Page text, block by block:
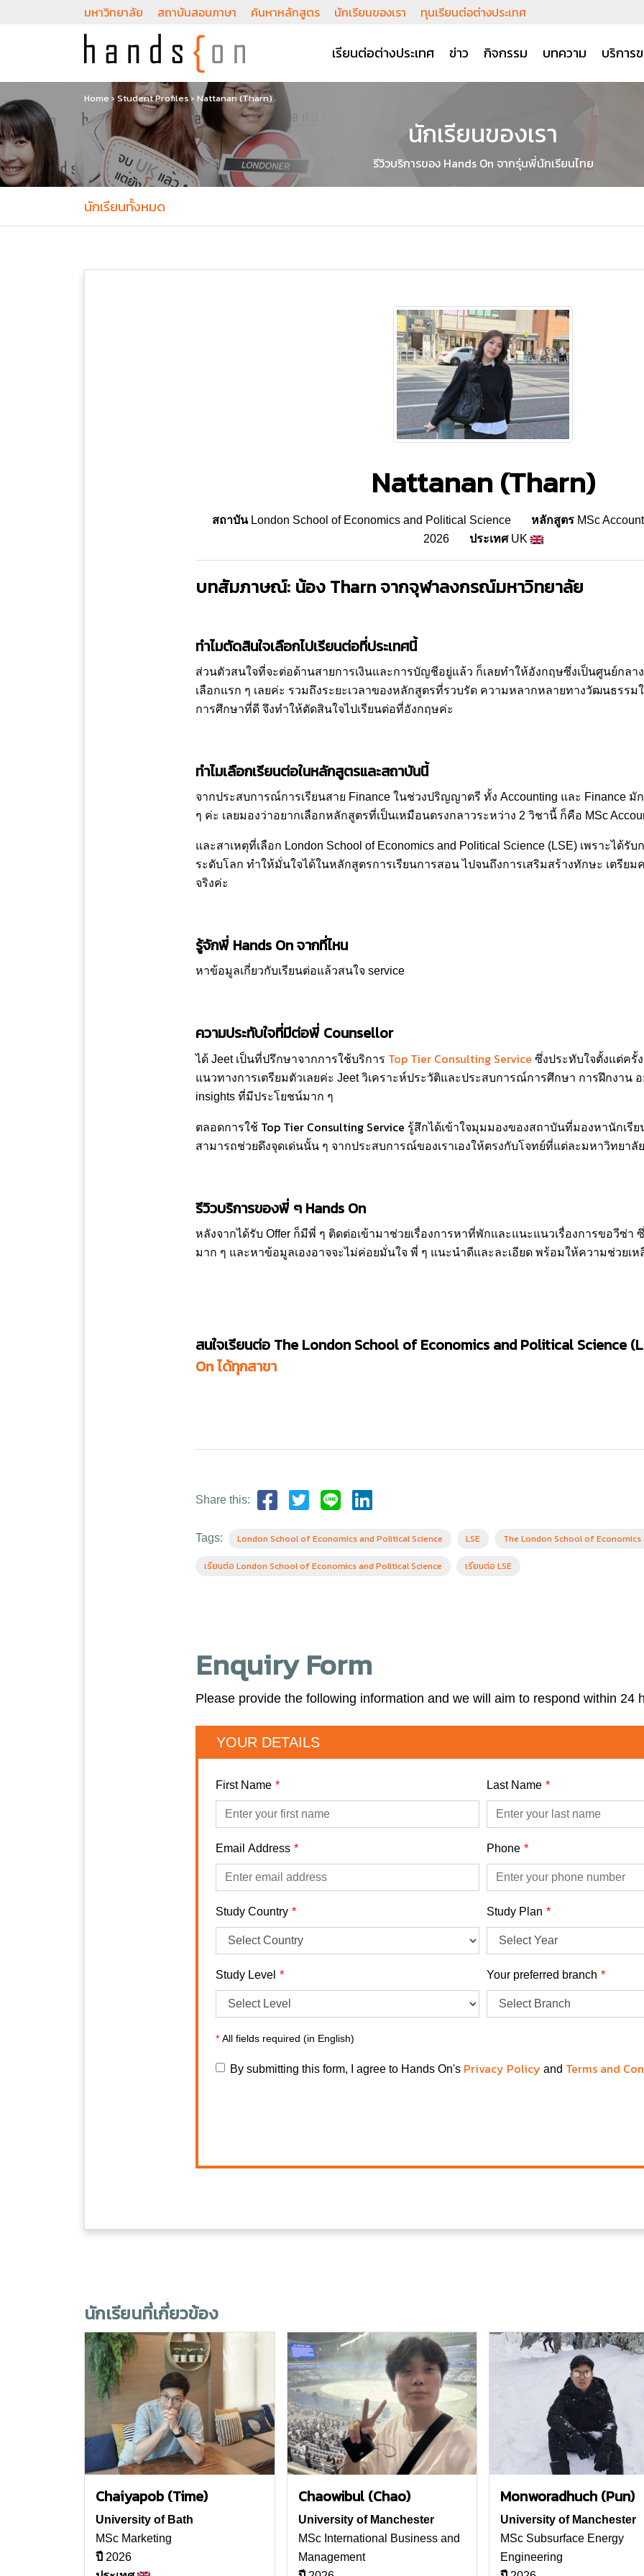
มหาวิทยาลัย สถาบันสอนภาษา ค้นหาหลักสูตร นักเรียนของเรา ทุนเรียนต่อต่างประเทศ
เรียนต่อต่างประเทศ ข่าว กิจกรรม บทความ บริการ
Home ›Student Profiles› Nattanan (Tharn)
นักเรียนของเรา
รีวิวบริการของ Hands On จากรุ่นพี่นักเรียนไทย
นักเรียนทั้งหมด
Nattanan (Tharn)
สถาบันLondon School of Economics and Political Science หลักสูตร MSc
2026
ประเทศUK
บทสัมภาษณ์: น้อง Tharn จากจุฬาลงกรณ์มหาวิทยาลัย
ทำไมตัดสินใจเลือกไปเรียนต่อที่ประเทศนี้
ส่วนตัวสนใจที่จะต่อด้านสายการเงินและการบัญชีอยู่แล้ว ก็เลยทำให้อังกฤษซึ่งเป็นศูนย์กลาง
เลือกแรก ๆ เลยค่ะ รวมถึงระยะเวลาของหลักสูตรที่รวบรัด ความหลากหลายทางวัฒนธรรม
การศึกษาที่ดี จึงทำให้ตัดสินใจไปเรียนต่อที่อังกฤษค่ะ
ทำไมเลือกเรียนต่อในหลักสูตรและสถาบันนี้
จากประสบการณ์การเรียนสาย Finance ในช่วงปริญญาตรี ทั้ง Accounting และ Finance มั
ๆ ค่ะ เลยมองว่าอยากเลือกหลักสูตรที่เป็นเหมือนตรงกลาวระหว่าง 2 วิชานี้ ก็คือ MSc
และสาเหตุที่เลือก London School of Economics and Political Science (LSE) เพราะได้รั
ระดับโลก ทำให้มั่นใจได้ในหลักสูตรการเรียนการสอน ไปจนถึงการเสริมสร้างทักษะ เตรีย
จริงค่ะ
รู้จักพี่ Hands On จากที่ไหน
หาข้อมูลเกี่ยวกับเรียนต่อแล้วสนใจ service
ความประทับใจที่มีต่อพี่ Counsellor
ได้ Jeet เป็นที่ปรึกษาจากการใช้บริการ Top Tier Consulting Service ซึ่งประทับใจตั้งแต่ครั้
แนวทางการเตรียมตัวเลยค่ะ Jeet วิเคราะห์ประวัติและประสบการณ์การศึกษา การฝึกงาน อ
insights ที่มีประโยชน์มาก ๆ
ตลอดการใช้ Top Tier Consulting Service รู้สึกได้เข้าใจมุมมองของสถาบันที่มองหานักเรี
สามารถช่วยดึงจุดเด่นนั้น ๆ จากประสบการณ์ของเราเองให้ตรงกับโจทย์ที่แต่ละมหาวิทยาลั
รีวิวบริการของพี่ ๆ Hands On
หลังจากได้รับ Offer ก็มีพี่ ๆ ติดต่อเข้ามาช่วยเรื่องการหาที่พักและแนะแนวเรื่องการขอวีซ่า
มาก ๆ และหาข้อมูลเองอาจจะไม่ค่อยมั่นใจ พี่ ๆ แนะนำดีและละเอียด พร้อมให้ความช่วยเ
สนใจเรียนต่อ The London School of Economics and Political Science
On ได้ทุกสาขา
Share this:
Tags: London School of Economics and Political Science LSE The London School of Economics
เรียนต่อ London School of Economics and Political Science เรียนต่อ LSE
Enquiry Form
Please provide the following information and we will aim to respond within 24
YOUR DETAILS
First Name Last Name
Email Address Phone
Study Country Study Plan
Study Level Your preferred branch
* All fields required (in English)
By submitting this form, I agree to Hands On's Privacy Policy and Terms and
นักเรียนที่เกี่ยวข้อง
Chaiyapob (Time)
University of Bath
MSc Marketing
ปี 2026
Chaowibul (Chao)
University of Manchester
MSc International Business and
Management
Monworadhuch (Pun)
University of Manchester
MSc Subsurface Energy
Engineering